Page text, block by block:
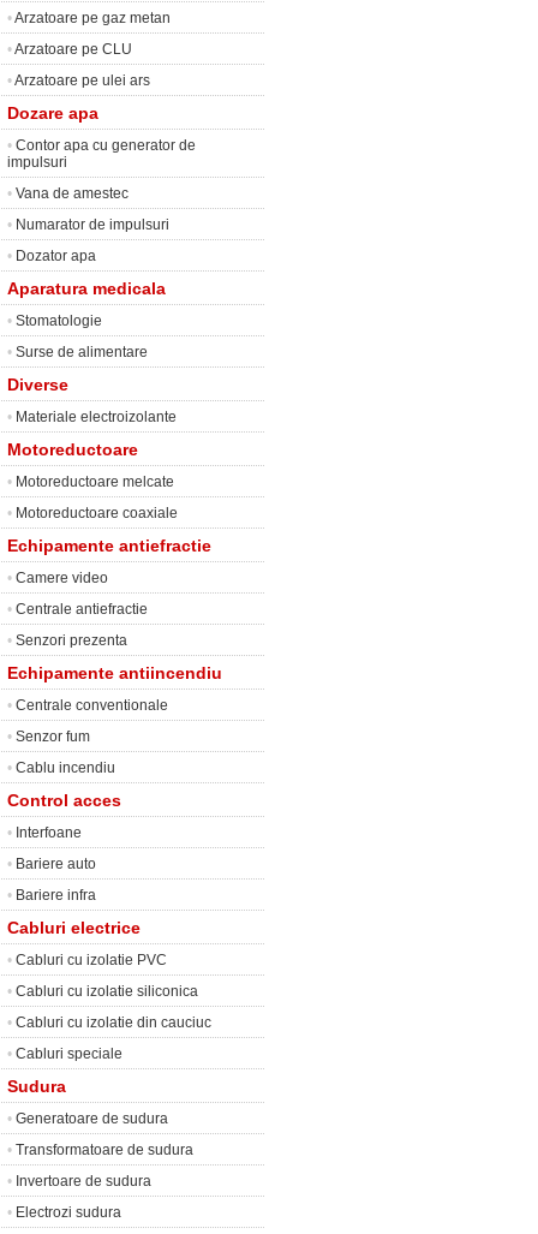
•Arzatoare pe gaz metan
•Arzatoare pe CLU
•Arzatoare pe ulei ars
Dozare apa
• Contor apa cu generator de
impulsuri
• Vana de amestec
• Numarator de impulsuri
• Dozator apa
Aparatura medicala
• Stomatologie
• Surse de alimentare
Diverse
• Materiale electroizolante
Motoreductoare
• Motoreductoare melcate
• Motoreductoare coaxiale
Echipamente antiefractie
• Camere video
• Centrale antiefractie
• Senzori prezenta
Echipamente antiincendiu
• Centrale conventionale
• Senzor fum
• Cablu incendiu
Control acces
• Interfoane
• Bariere auto
• Bariere infra
Cabluri electrice
• Cabluri cu izolatie PVC
• Cabluri cu izolatie siliconica
• Cabluri cu izolatie din cauciuc
• Cabluri speciale
Sudura
• Generatoare de sudura
• Transformatoare de sudura
• Invertoare de sudura
• Electrozi sudura